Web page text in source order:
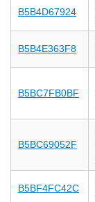
B5B4D67924
B5B4E363F8
B5BC7FB0BF
B5BC69052F
B5BF4FC42C